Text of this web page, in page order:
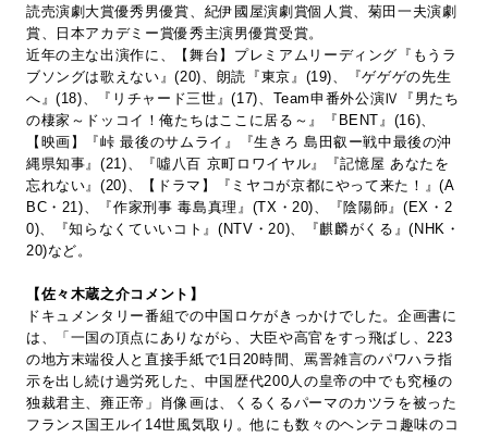
読売演劇大賞優秀男優賞、紀伊國屋演劇賞個人賞、菊田一夫演劇
賞、日本アカデミー賞優秀主演男優賞受賞。
近年の主な出演作に、【舞台】プレミアムリーディング『もうラ
ブソングは歌えない』(20)、朗読『東京』(19)、『ゲゲゲの先生
へ』(18)、『リチャード三世』(17)、Team申番外公演Ⅳ『男たち
の棲家～ドッコイ！俺たちはここに居る～』『BENT』(16)、
【映画】『峠 最後のサムライ』『生きろ 島田叡ー戦中最後の沖
縄県知事』(21)、『噓八百 京町ロワイヤル』『記憶屋 あなたを
忘れない』(20)、【ドラマ】『ミヤコが京都にやって来た！』(A
BC・21)、『作家刑事 毒島真理』(TX・20)、『陰陽師』(EX・2
0)、『知らなくていいコト』(NTV・20)、『麒麟がくる』(NHK・
20)など。
【佐々木蔵之介コメント】
ドキュメンタリー番組での中国ロケがきっかけでした。企画書に
は、「一国の頂点にありながら、大臣や高官をすっ飛ばし、223
の地方末端役人と直接手紙で1日20時間、罵詈雑言のパワハラ指
示を出し続け過労死した、中国歴代200人の皇帝の中でも究極の
独裁君主、雍正帝」肖像画は、くるくるパーマのカツラを被った
フランス国王ルイ14世風気取り。他にも数々のヘンテコ趣味のコ